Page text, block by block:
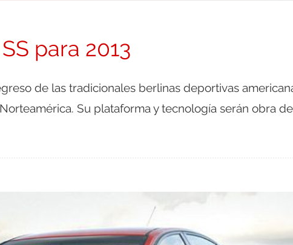
para 2013
de las tradicionales berlinas deportivas
Su plataforma y tecnología serán obra de